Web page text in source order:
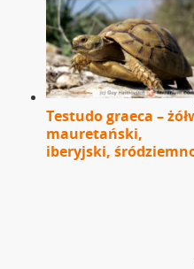
Testudo graeca –
mauretański,
iberyjski,